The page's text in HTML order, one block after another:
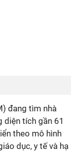
đang tìm nhà
diện tích gần 61
theo mô hình
dục, y tế và hạ